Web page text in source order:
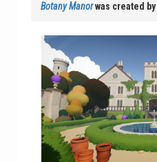
Botany Manorwas created by